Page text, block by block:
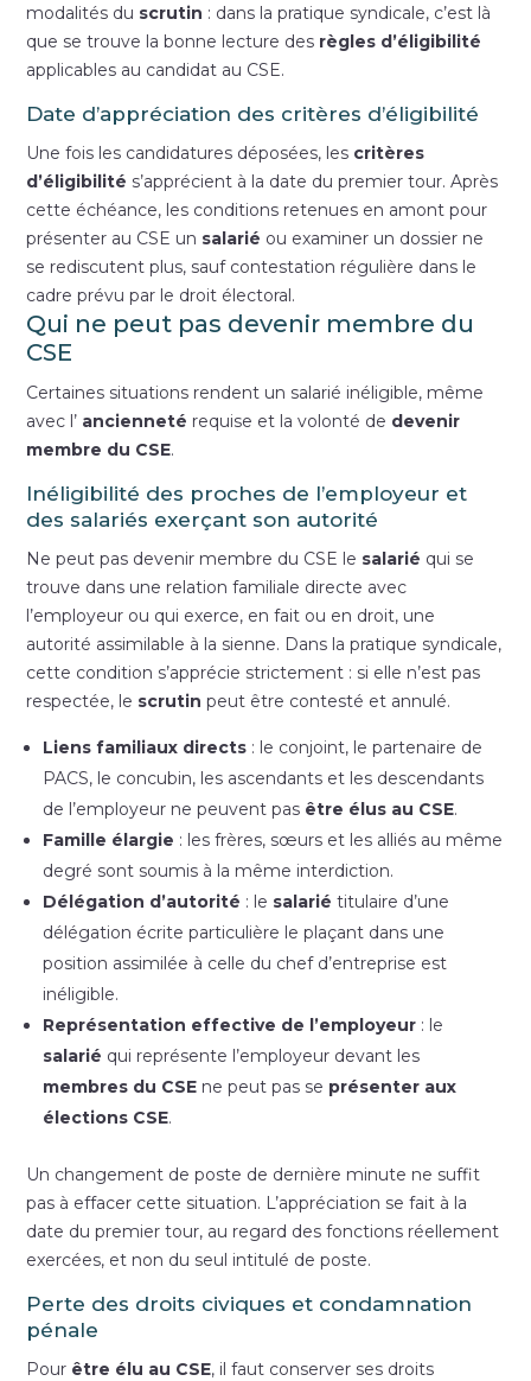
modalités du scrutin : dans la pratique syndicale, c’est là
que se trouve la bonne lecture des règles d’éligibilité
applicables au candidat au CSE.
Date d’appréciation des critères d’éligibilité
Une fois les candidatures déposées, les critères
d’éligibilité s’apprécient à la date du premier tour. Après
cette échéance, les conditions retenues en amont pour
présenter au CSE un salarié ou examiner un dossier ne
se rediscutent plus, sauf contestation régulière dans le
cadre prévu par le droit électoral.
Qui ne peut pas devenir membre du
CSE
Certaines situations rendent un salarié inéligible, même
avec l’ ancienneté requise et la volonté de devenir
membre du CSE.
Inéligibilité des proches de l’employeur et
des salariés exerçant son autorité
Ne peut pas devenir membre du CSE le salarié qui se
trouve dans une relation familiale directe avec
l’employeur ou qui exerce, en fait ou en droit, une
autorité assimilable à la sienne. Dans la pratique syndicale,
cette condition s’apprécie strictement : si elle n’est pas
respectée, le scrutin peut être contesté et annulé.
Liens familiaux directs : le conjoint, le partenaire de
PACS, le concubin, les ascendants et les descendants
de l’employeur ne peuvent pas être élus au CSE.
Famille élargie : les frères, sœurs et les alliés au même
degré sont soumis à la même interdiction.
Délégation d’autorité : le salarié titulaire d’une
délégation écrite particulière le plaçant dans une
position assimilée à celle du chef d’entreprise est
inéligible.
Représentation effective de l’employeur : le
salarié qui représente l’employeur devant les
membres du CSE ne peut pas se présenter aux
élections CSE.
Un changement de poste de dernière minute ne suffit
pas à effacer cette situation. L’appréciation se fait à la
date du premier tour, au regard des fonctions réellement
exercées, et non du seul intitulé de poste.
Perte des droits civiques et condamnation
pénale
Pour être élu au CSE, il faut conserver ses droits